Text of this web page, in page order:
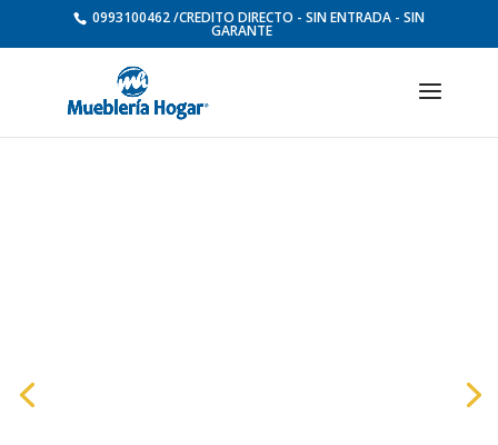
0993100462 /CREDITO DIRECTO - SIN ENTRADA - SIN
GARANTE